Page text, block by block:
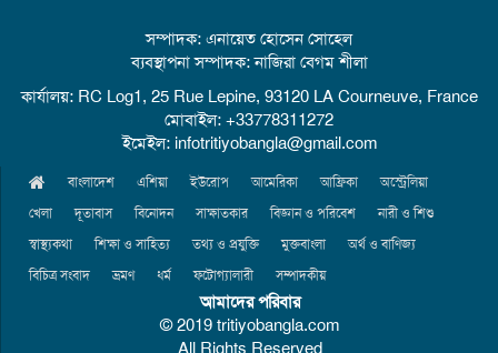
সম্পাদক: এনায়েত হোসেন সোহেল
ব্যবস্থাপনা সম্পাদক: নাজিরা বেগম শীলা
কার্যালয়: RC Log1, 25 Rue Lepine, 93120 LA Courneuve, France
মোবাইল: +33778311272
ইমেইল: infotritiyobangla@gmail.com
বাংলাদেশ এশিয়া ইউরোপ আমেরিকা আফ্রিকা
অস্ট্রেলিয়া
খেলা
দূতাবাস বিনোদন সাক্ষাতকার বিজ্ঞান ও পরিবেশ
নারী ও শিশু
স্বাস্থ্যকথা
শিক্ষা ও সাহিত্য তথ্য ও প্রযুক্তি মুক্তবাংলা
অর্থ ও বাণিজ্য
বিচিত্র সংবাদ
ভ্রমণ ধর্ম ফটোগ্যালারী সম্পাদকীয়
আমাদের পরিবার
© 2019 tritiyobangla.com
All Rights Reserved